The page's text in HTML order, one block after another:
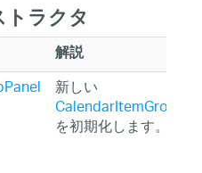
ラクタ
解説
新しい
を初期化します。